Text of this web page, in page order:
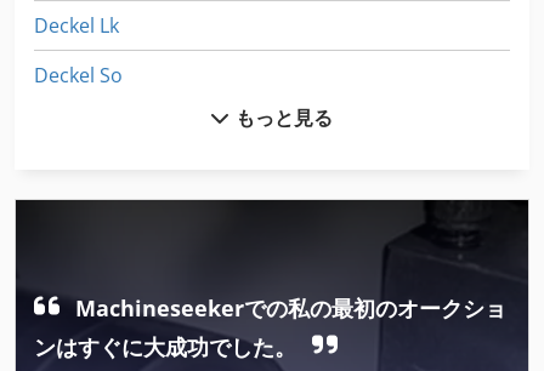
Deckel Lk
Deckel So
Dmu 340 Fd
もっと見る
Machineseekerでの私の最初のオークショ
ンはすぐに大成功でした。